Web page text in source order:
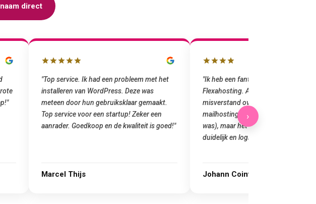
direct
"Top service. Ik had een probleem met het
installeren van WordPress. Deze was
meteen door hun gebruiksklaar gemaakt.
Top service voor een startup! Zeker een
aanrader. Goedkoop en de kwaliteit is goed!"
Marcel Thijs
"Ik heb een fantastische ervaring
Flexahosting. Aanvankelijk was er
misverstand over domeinregistratie
mailhosting (ik dacht dat e-mail
was), maar het team heeft het
duidelijk en logisch …"
Johann Cointot
›